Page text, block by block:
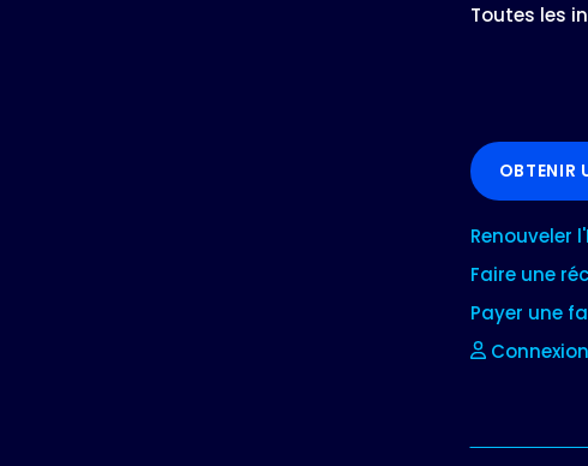
Toutes les
OBTENIR
Renouveler
Faire une
Payer une